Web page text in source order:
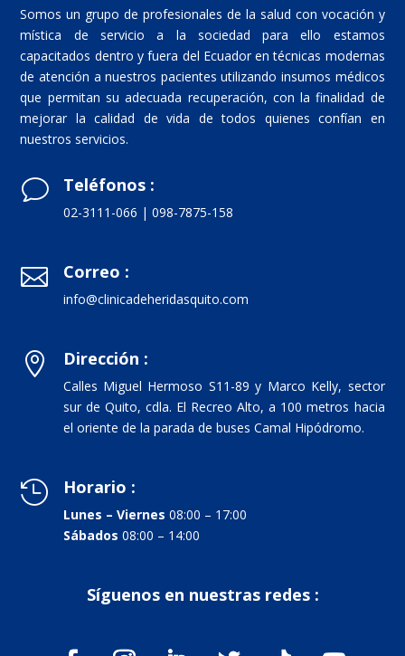
Somos un grupo de profesionales de la salud con vocación y
mística de servicio a la sociedad para ello estamos
capacitados dentro y fuera del Ecuador en técnicas modernas
de atención a nuestros pacientes utilizando insumos médicos
que permitan su adecuada recuperación, con la finalidad de
mejorar la calidad de vida de todos quienes confían en
nuestros servicios.
v Teléfonos :
02-3111-066 | 098-7875-158
 Correo :
info@clinicadeheridasquito.com
 Dirección :
Calles Miguel Hermoso S11-89 y Marco Kelly, sector
sur de Quito, cdla. El Recreo Alto, a 100 metros hacia
el oriente de la parada de buses Camal Hipódromo.
 Horario :
Lunes – Viernes 08:00 – 17:00
Sábados 08:00 – 14:00
Síguenos en nuestras redes :